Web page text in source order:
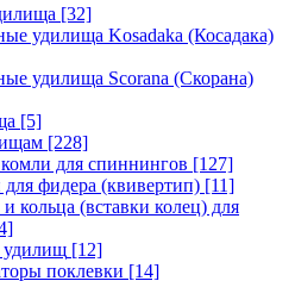
[32]
удилища Kosadaka (Косадака)
удилища Scorana (Скорана)
[5]
[228]
для спиннингов [127]
фидера (квивертип) [11]
кольца (вставки колец) для
удилищ [12]
поклевки [14]